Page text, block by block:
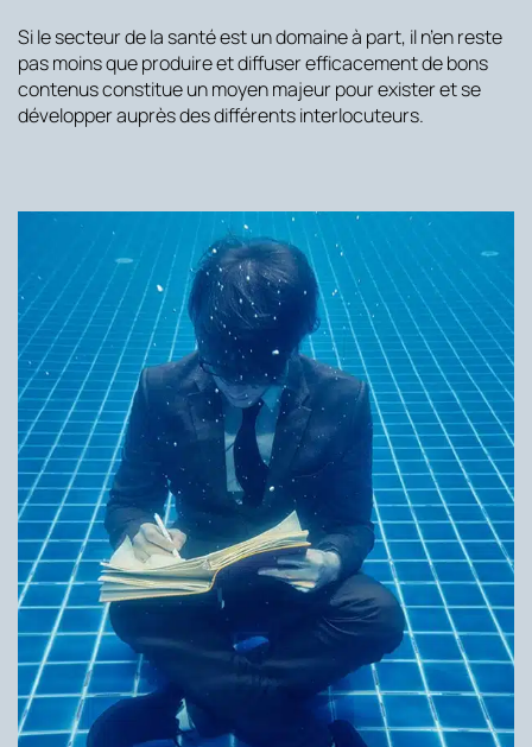
Si le secteur de la santé est un domaine à part, il n’en reste
pas moins que produire et diffuser efficacement de bons
contenus constitue un moyen majeur pour exister et se
développer auprès des différents interlocuteurs.